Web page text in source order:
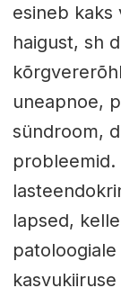
esineb kaks
haigust, sh
uneapnoe,
sündroom,
probleemid.
lapsed,